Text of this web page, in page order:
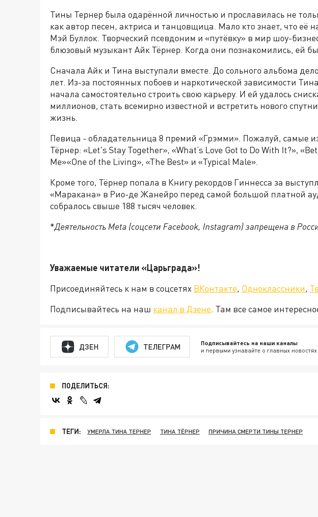
Тины Тернер была одарённой личностью и прославилась не
как автор песен, актриса и танцовщица. Мало кто знает, что её
Мэй Буллок. Творческий псевдоним и «путёвку» в мир шоу-
блюзовый музыкант Айк Тёрнер. Когда они познакомились, ей
Сначала Айк и Тина выступали вместе. До сольного альбома
лет. Из-за постоянных побоев и наркотической зависимости
начала самостоятельно строить свою карьеру. И ей удалось
миллионов, стать всемирно известной и встретить нового
жизнь.
Певица - обладательница 8 премий «Грэмми». Пожалуй, самые
Тёрнер: «Let's Stay Together», «What’s Love Got to Do With It?»,
Me»«One of the Living», «The Best» и «Typical Male».
Кроме того, Тёрнер попала в Книгу рекордов Гиннесса за
«Маракана» в Рио-де Жанейро перед самой большой платной
собралось свыше 188 тысяч человек.
*Деятельность Meta (соцсети Facebook, Instagram) запрещена в
Уважаемые читатели «Царьграда»!
Присоединяйтесь к нам в соцсетях ВКонтакте, Одноклассники,
Подписывайтесь на наш канал в Дзене. Там все самое
ДЗЕН ТЕЛЕГРАМ Подписывайтесь на наши каналы
и первыми узнавайте о главных
ПОДЕЛИТЬСЯ:
ТЕГИ: УМЕРЛА ТИНА ТЕРНЕР ТИНА ТЁРНЕР ПРИЧИНА СМЕРТИ ТИНЫ ТЕРНЕР